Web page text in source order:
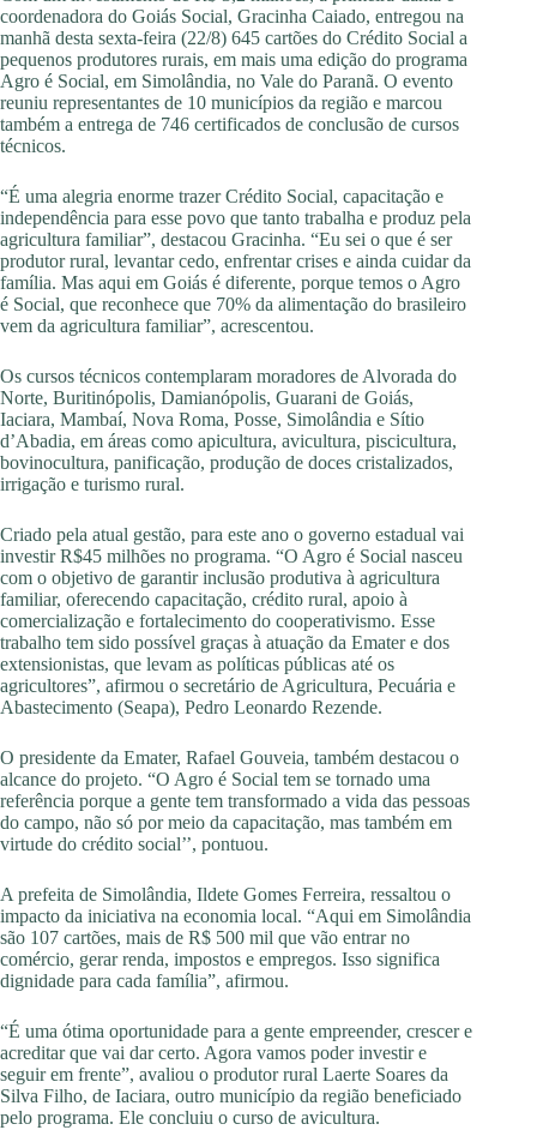
coordenadora do Goiás Social, Gracinha Caiado, entregou na
manhã desta sexta-feira (22/8) 645 cartões do Crédito Social a
pequenos produtores rurais, em mais uma edição do programa
Agro é Social, em Simolândia, no Vale do Paranã. O evento
reuniu representantes de 10 municípios da região e marcou
também a entrega de 746 certificados de conclusão de cursos
técnicos.
“É uma alegria enorme trazer Crédito Social, capacitação e
independência para esse povo que tanto trabalha e produz pela
agricultura familiar”, destacou Gracinha. “Eu sei o que é ser
produtor rural, levantar cedo, enfrentar crises e ainda cuidar da
família. Mas aqui em Goiás é diferente, porque temos o Agro
é Social, que reconhece que 70% da alimentação do brasileiro
vem da agricultura familiar”, acrescentou.
Os cursos técnicos contemplaram moradores de Alvorada do
Norte, Buritinópolis, Damianópolis, Guarani de Goiás,
Iaciara, Mambaí, Nova Roma, Posse, Simolândia e Sítio
d’Abadia, em áreas como apicultura, avicultura, piscicultura,
bovinocultura, panificação, produção de doces cristalizados,
irrigação e turismo rural.
Criado pela atual gestão, para este ano o governo estadual vai
investir R$45 milhões no programa. “O Agro é Social nasceu
com o objetivo de garantir inclusão produtiva à agricultura
familiar, oferecendo capacitação, crédito rural, apoio à
comercialização e fortalecimento do cooperativismo. Esse
trabalho tem sido possível graças à atuação da Emater e dos
extensionistas, que levam as políticas públicas até os
agricultores”, afirmou o secretário de Agricultura, Pecuária e
Abastecimento (Seapa), Pedro Leonardo Rezende.
O presidente da Emater, Rafael Gouveia, também destacou o
alcance do projeto. “O Agro é Social tem se tornado uma
referência porque a gente tem transformado a vida das pessoas
do campo, não só por meio da capacitação, mas também em
virtude do crédito social’’, pontuou.
A prefeita de Simolândia, Ildete Gomes Ferreira, ressaltou o
impacto da iniciativa na economia local. “Aqui em Simolândia
são 107 cartões, mais de R$ 500 mil que vão entrar no
comércio, gerar renda, impostos e empregos. Isso significa
dignidade para cada família”, afirmou.
“É uma ótima oportunidade para a gente empreender, crescer e
acreditar que vai dar certo. Agora vamos poder investir e
seguir em frente”, avaliou o produtor rural Laerte Soares da
Silva Filho, de Iaciara, outro município da região beneficiado
pelo programa. Ele concluiu o curso de avicultura.